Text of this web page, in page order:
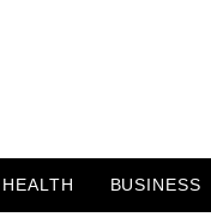
HEALTH BUSINESS